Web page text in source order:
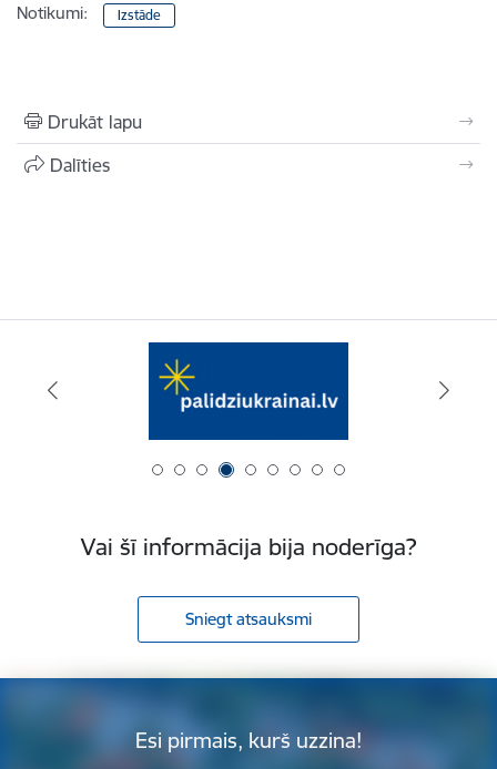
Notikumi: Izstāde
Drukāt lapu
Dalīties
Vai šī informācija bija noderīga?
Sniegt atsauksmi
Esi pirmais, kurš uzzina!